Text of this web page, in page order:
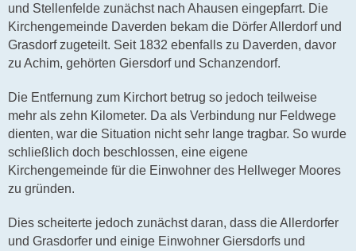
und Stellenfelde zunächst nach Ahausen eingepfarrt. Die
Kirchengemeinde Daverden bekam die Dörfer Allerdorf und
Grasdorf zugeteilt. Seit 1832 ebenfalls zu Daverden, davor
zu Achim, gehörten Giersdorf und Schanzendorf.
Die Entfernung zum Kirchort betrug so jedoch teilweise
mehr als zehn Kilometer. Da als Verbindung nur Feldwege
dienten, war die Situation nicht sehr lange tragbar. So wurde
schließlich doch beschlossen, eine eigene
Kirchengemeinde für die Einwohner des Hellweger Moores
zu gründen.
Dies scheiterte jedoch zunächst daran, dass die Allerdorfer
und Grasdorfer und einige Einwohner Giersdorfs und